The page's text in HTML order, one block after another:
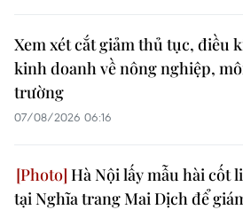
Xem xét cắt giảm thủ tục, điều
kinh doanh về nông nghiệp,
trường
07/08/2026 06:16
Hà Nội lấy mẫu hài cốt
tại Nghĩa trang Mai Dịch để